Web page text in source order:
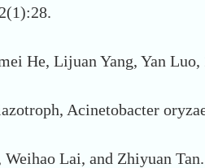
He, Lijuan Yang, Yan
Acinetobacter
Lai, and Zhiyuan